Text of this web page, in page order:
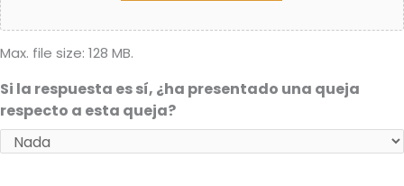
Max. file size: 128 MB.
Si la respuesta es sí, ¿ha presentado una queja
respecto a esta queja?